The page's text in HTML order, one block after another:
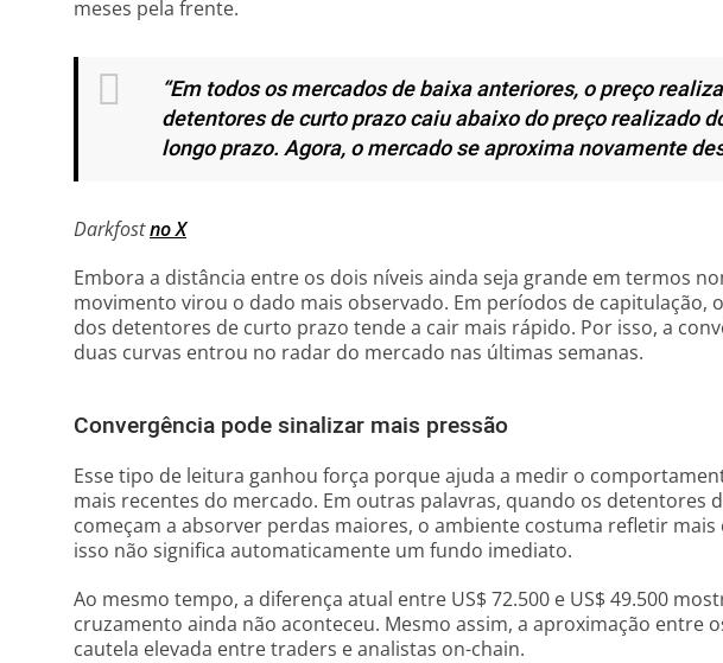
meses pela frente.
“Em todos os mercados de baixa anteriores, o preço
detentores de curto prazo caiu abaixo do preço realizado
longo prazo. Agora, o mercado se aproxima novamente
Darkfostno X
Embora a distância entre os dois níveis ainda seja grande em termos
movimento virou o dado mais observado. Em períodos de capitulação,
dos detentores de curto prazo tende a cair mais rápido. Por isso, a
duas curvas entrou no radar do mercado nas últimas semanas.
Convergência pode sinalizar mais pressão
Esse tipo de leitura ganhou força porque ajuda a medir o
mais recentes do mercado. Em outras palavras, quando os detentores
começam a absorver perdas maiores, o ambiente costuma refletir mais
isso não significa automaticamente um fundo imediato.
Ao mesmo tempo, a diferença atual entre US$ 72.500 e US$ 49.500
cruzamento ainda não aconteceu. Mesmo assim, a aproximação entre
cautela elevada entre traders e analistas on-chain.